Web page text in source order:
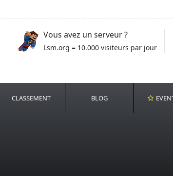
Vous avez un serveur ?
Lsm.org = 10.000 visiteurs par jour
CLASSEMENT BLOG